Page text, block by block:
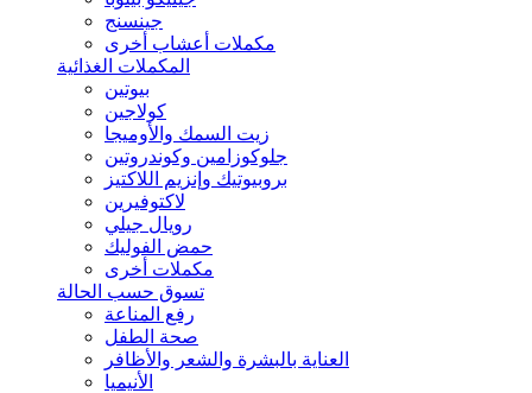
جينسنج
مكملات أعشاب أخرى
المكملات الغذائية
بيوتين
كولاجين
زيت السمك والأوميجا
جلوكوزامين وكوندروتين
بروبيوتيك وإنزيم اللاكتيز
لاكتوفيرين
رويال جيلي
حمض الفوليك
مكملات أخرى
تسوق حسب الحالة
رفع المناعة
صحة الطفل
العناية بالبشرة والشعر والأظافر
الأنيميا